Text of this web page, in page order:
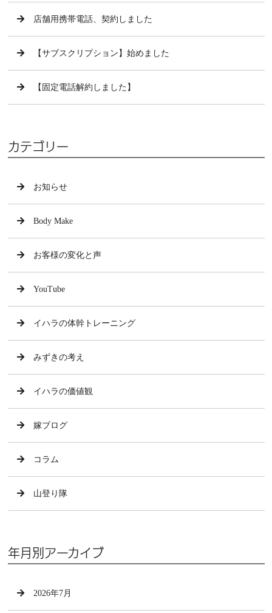
店舗用携帯電話、契約しました
【サブスクリプション】始めました
【固定電話解約しました】
カテゴリー
お知らせ
Body Make
お客様の変化と声
YouTube
イハラの体幹トレーニング
みずきの考え
イハラの価値観
嫁ブログ
コラム
山登り隊
年月別アーカイブ
2026年7月